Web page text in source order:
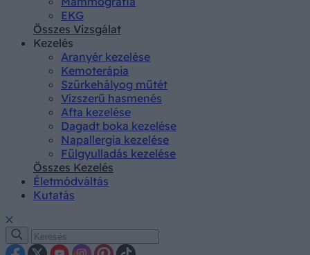
EKG
Összes Vizsgálat
Kezelés
Aranyér kezelése
Kemoterápia
Szürkehályog műtét
Vízszerű hasmenés
Afta kezelése
Dagadt boka kezelése
Napallergia kezelése
Fülgyulladás kezelése
Összes Kezelés
Életmódváltás
Kutatás